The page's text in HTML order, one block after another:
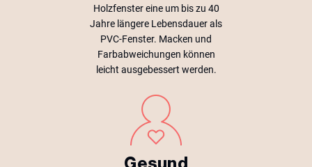
Holzfenster eine um bis zu 40
Jahre längere Lebensdauer als
PVC-Fenster. Macken und
Farbabweichungen können
leicht ausgebessert werden.